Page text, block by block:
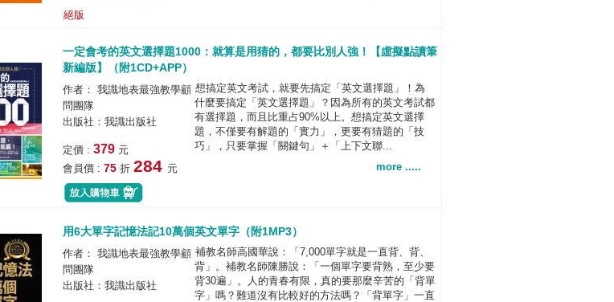
絕版
一定會考的英文選擇題1000：就算是用猜的，都要比別人強！【虛擬點讀筆
新編版】（附1CD+APP）
作者： 我識地表最強教學顧
問團隊
出版社：我識出版社
定價 : 379 元
會員價 : 75折 284 元
想搞定英文考試，就要先搞定「英文選擇題」！為
什麼要搞定「英文選擇題」？因為所有的英文考試都
有選擇題，而且比重占90%以上。想搞定英文選擇
題，不僅要有解題的「實力」，更要有猜題的「技
巧」，只要掌握「關鍵句」＋「上下文聯...
more .....
用6大單字記憶法記10萬個英文單字（附1MP3）
作者： 我識地表最強教學顧
問團隊
出版社：我識出版社
補教名師高國華說：「7,000單字就是一直背、背、
背」。補教名師陳勝說：「一個單字要背熟，至少要
背30遍」。人的青春有限，真的要那麼辛苦的「背單
字」嗎？難道沒有比較好的方法嗎？「背單字」一直